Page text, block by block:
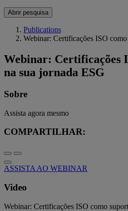
Abrir pesquisa
Publications
Webinar: Certificações ISO
Webinar: Certificações
na sua jornada ESG
Sobre
Assista agora mesmo
COMPARTILHAR:
ASSISTA AO WEBINAR
Video
Webinar: Certificações ISO como